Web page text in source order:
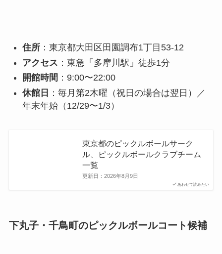
住所：東京都大田区田園調布1丁目53-12
アクセス ：東急「多摩川駅」徒歩1分
開館時間 ：9:00〜22:00
休館日 ：毎月第2木曜（祝日の場合は翌日）／
年末年始（12/29〜1/3）
あわせて読みたい
東京都のピックルボールサーク
ル、ピックルボールクラブチーム
一覧
更新日： 2026年8月9日
下丸子・千鳥町のピックルボールコート候補